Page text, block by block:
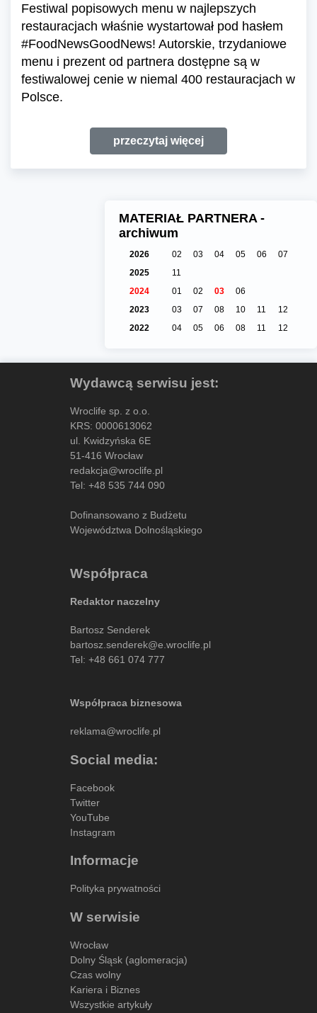
Festiwal popisowych menu w najlepszych
restauracjach właśnie wystartował pod hasłem
#FoodNewsGoodNews! Autorskie, trzydaniowe
menu i prezent od partnera dostępne są w
festiwalowej cenie w niemal 400 restauracjach w
Polsce.
przeczytaj więcej
MATERIAŁ PARTNERA -
archiwum
2026 02 03 04 05 06
07
2025
11
2024
01 02 03
06
2023
03 07 08 10 11
12
2022
04 05 06 08 11 12
Wydawcą serwisu jest:
Wroclife sp. z o.o.
KRS: 0000613062
ul. Kwidzyńska 6E
51-416 Wrocław
redakcja@wroclife.pl
Tel: +48 535 744 090
Dofinansowano z Budżetu
Województwa Dolnośląskiego
Współpraca
Redaktor naczelny
Bartosz Senderek
bartosz.senderek@e.wroclife.pl
Tel: +48 661 074 777
Współpraca biznesowa
reklama@wroclife.pl
Social media:
Facebook
Twitter
YouTube
Instagram
Informacje
Polityka prywatności
W serwisie
Wrocław
Dolny Śląsk (aglomeracja)
Czas wolny
Kariera i Biznes
Wszystkie artykuły